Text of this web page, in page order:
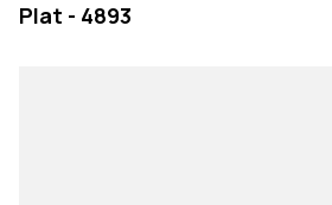
Plat - 4893